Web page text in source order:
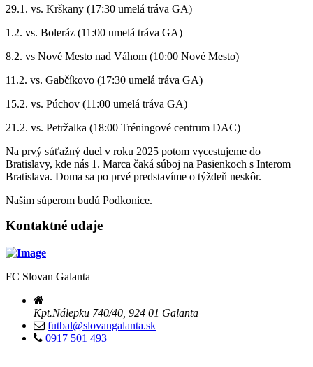
29.1. vs. Krškany (17:30 umelá tráva GA)
1.2. vs. Boleráz (11:00 umelá tráva GA)
8.2. vs Nové Mesto nad Váhom (10:00 Nové Mesto)
11.2. vs. Gabčíkovo (17:30 umelá tráva GA)
15.2. vs. Púchov (11:00 umelá tráva GA)
21.2. vs. Petržalka (18:00 Tréningové centrum DAC)
Na prvý súťažný duel v roku 2025 potom vycestujeme do
Bratislavy, kde nás 1. Marca čaká súboj na Pasienkoch s Interom
Bratislava. Doma sa po prvé predstavíme o týždeň neskôr.
Našim súperom budú Podkonice.
Kontaktné udaje
FC Slovan Galanta
Kpt.Nálepku 740/40, 924 01 Galanta
futbal@slovangalanta.sk
0917 501 493